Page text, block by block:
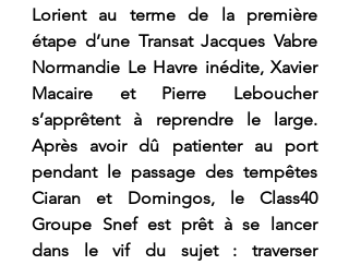
Lorient au terme de la première
étape d’une Transat Jacques Vabre
Normandie Le Havre inédite, Xavier
Macaire et Pierre Leboucher
s’apprêtent à reprendre le large.
Après avoir dû patienter au port
pendant le passage des tempêtes
Ciaran et Domingos, le Class40
Groupe Snef est prêt à se lancer
dans le vif du sujet : traverser